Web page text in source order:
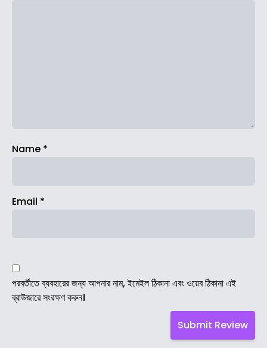
Name *
Email *
পরবর্তীতে ব্যবহারের জন্য আপনার নাম, ইমেইল ঠিকানা এবং ওয়েব ঠিকানা এই
ব্রাউজারে সংরক্ষণ করুন।